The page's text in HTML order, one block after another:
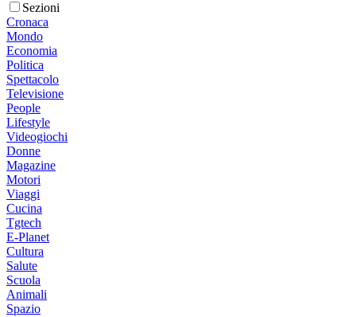
Sezioni
Cronaca
Mondo
Economia
Politica
Spettacolo
Televisione
People
Lifestyle
Videogiochi
Donne
Magazine
Motori
Viaggi
Cucina
Tgtech
E-Planet
Cultura
Salute
Scuola
Animali
Spazio